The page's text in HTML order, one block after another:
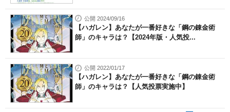
公開 2024/09/16
【ハガレン】あなたが一番好きな「鋼の錬金術
師」のキャラは？【2024年版・人気投...
公開 2022/01/17
【ハガレン】あなたが一番好きな「鋼の錬金術
師」のキャラは？【人気投票実施中】